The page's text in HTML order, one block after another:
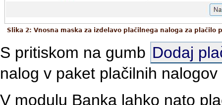
Slika 2: Vnosna maska za izdelavo plačilnega naloga za plačilo
S pritiskom na gumb Dodaj
nalog v paket plačilnih
V modulu Banka lahko nato